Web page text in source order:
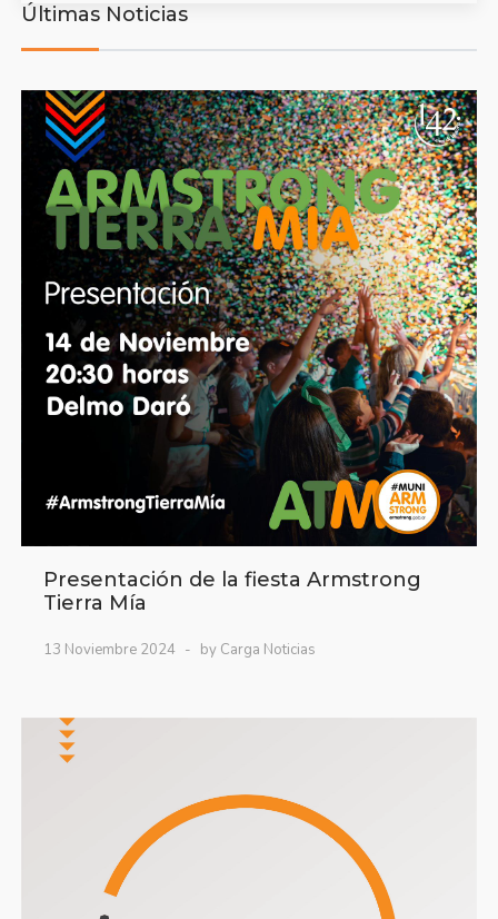
Últimas Noticias
Presentación de la fiesta Armstrong
Tierra Mía
13 Noviembre 2024 by Carga Noticias